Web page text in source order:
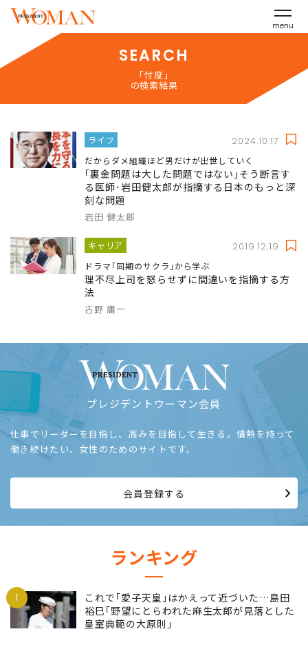
menu
SEARCH
「忖度」
の検索結果
ライフ 2024.10.17
だからダメ組織ほど男だけが出世していく
｢裏金問題は大した問題ではない｣そう断言す
る医師･岩田健太郎が指摘する日本のもっと深
刻な問題
岩田 健太郎
キャリア 2019.12.19
ドラマ｢同期のサクラ｣から学ぶ
理不尽上司を怒らせずに間違いを指摘する方
法
古野 庸一
プレジデントウーマン会員
仕事でリーダーを目指し、高みを目指して生きる。情熱を持って
働き続けたい、女性のためのサイトです。
会員登録する
ランキング
1
これで｢愛子天皇｣はかえって近づいた…島田
裕巳｢野望にとらわれた麻生太郎が見落とした
皇室典範の大原則｣